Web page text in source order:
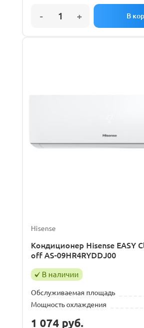
Hisense
Кондиционер Hisense EASY
off AS-09HR4RYDDJ00
В наличии
Обслуживаемая площадь
Мощность охлаждения
1 074 руб.